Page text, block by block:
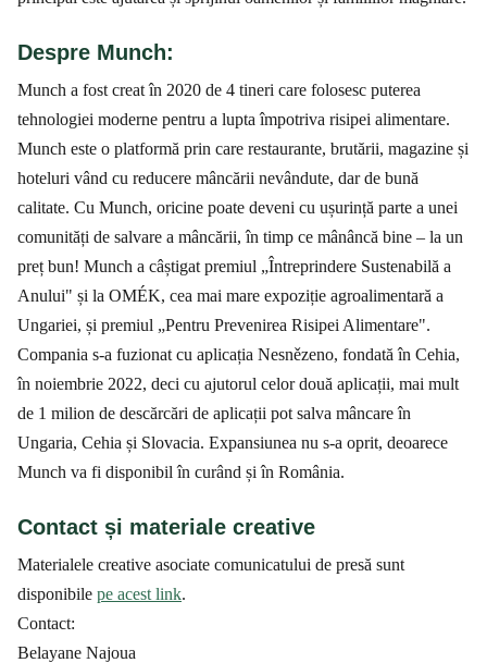
Despre Munch:
Munch a fost creat în 2020 de 4 tineri care folosesc puterea
tehnologiei moderne pentru a lupta împotriva risipei alimentare.
Munch este o platformă prin care restaurante, brutării, magazine și
hoteluri vând cu reducere mâncării nevândute, dar de bună
calitate. Cu Munch, oricine poate deveni cu ușurință parte a unei
comunități de salvare a mâncării, în timp ce mânâncă bine – la un
preț bun! Munch a câștigat premiul „Întreprindere Sustenabilă a
Anului" și la OMÉK, cea mai mare expoziție agroalimentară a
Ungariei, și premiul „Pentru Prevenirea Risipei Alimentare".
Compania s-a fuzionat cu aplicația Nesnězeno, fondată în Cehia,
în noiembrie 2022, deci cu ajutorul celor două aplicații, mai mult
de 1 milion de descărcări de aplicații pot salva mâncare în
Ungaria, Cehia și Slovacia. Expansiunea nu s-a oprit, deoarece
Munch va fi disponibil în curând și în România.
Contact și materiale creative
Materialele creative asociate comunicatului de presă sunt
disponibile pe acest link.
Contact:
Belayane Najoua